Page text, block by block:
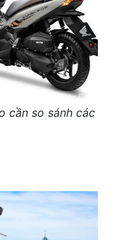
cần so sánh các